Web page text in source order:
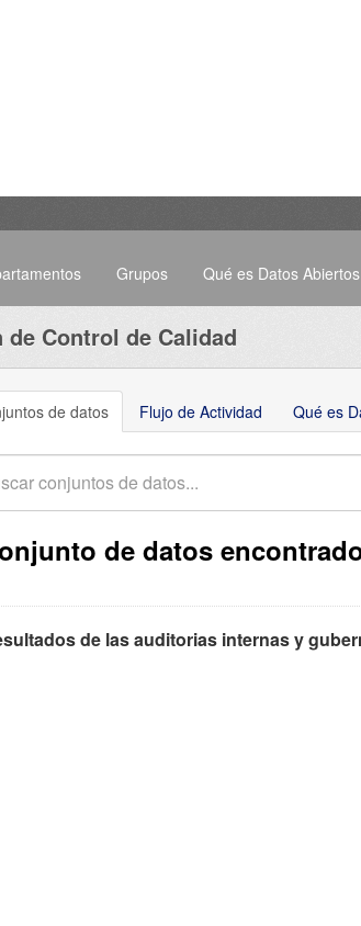
Grupos Qué es Datos
de Control de Calidad
de datos Flujo de Actividad Qué es
de datos
de las auditorias internas y